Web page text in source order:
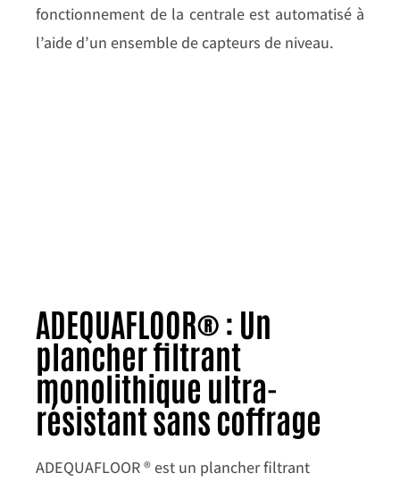
fonctionnement de la centrale est automatisé à
l’aide d’un ensemble de capteurs de niveau.
ADEQUAFLOOR® : Un
plancher filtrant
monolithique ultra-
résistant sans coffrage
ADEQUAFLOOR ® est un plancher filtrant